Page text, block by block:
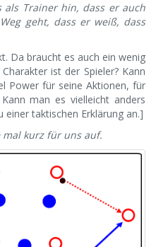
als Trainer hin, dass er auch
geht, dass er weiß, dass
Da braucht es auch ein wenig
ist der Spieler? Kann
Power für seine Aktionen, für
man es vielleicht anders
taktischen Erklärung an.]
kurz für uns auf.